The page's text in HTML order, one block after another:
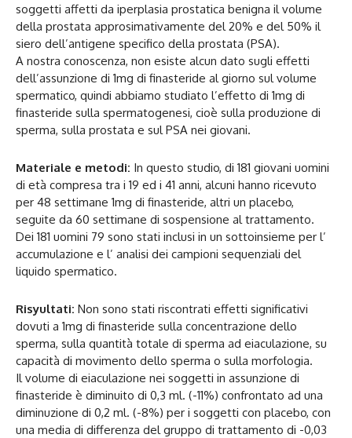
soggetti affetti da iperplasia prostatica benigna il volume
della prostata approsimativamente del 20% e del 50% il
siero dell’antigene specifico della prostata (PSA).
A nostra conoscenza, non esiste alcun dato sugli effetti
dell’assunzione di 1mg di finasteride al giorno sul volume
spermatico, quindi abbiamo studiato l’effetto di 1mg di
finasteride sulla spermatogenesi, cioè sulla produzione di
sperma, sulla prostata e sul PSA nei giovani.
Materiale e metodi: In questo studio, di 181 giovani uomini
di età compresa tra i 19 ed i 41 anni, alcuni hanno ricevuto
per 48 settimane 1mg di finasteride, altri un placebo,
seguite da 60 settimane di sospensione al trattamento.
Dei 181 uomini 79 sono stati inclusi in un sottoinsieme per l’
accumulazione e l’ analisi dei campioni sequenziali del
liquido spermatico.
Risyultati: Non sono stati riscontrati effetti significativi
dovuti a 1mg di finasteride sulla concentrazione dello
sperma, sulla quantità totale di sperma ad eiaculazione, su
capacità di movimento dello sperma o sulla morfologia.
Il volume di eiaculazione nei soggetti in assunzione di
finasteride è diminuito di 0,3 ml. (-11%) confrontato ad una
diminuzione di 0,2 ml. (-8%) per i soggetti con placebo, con
una media di differenza del gruppo di trattamento di -0,03